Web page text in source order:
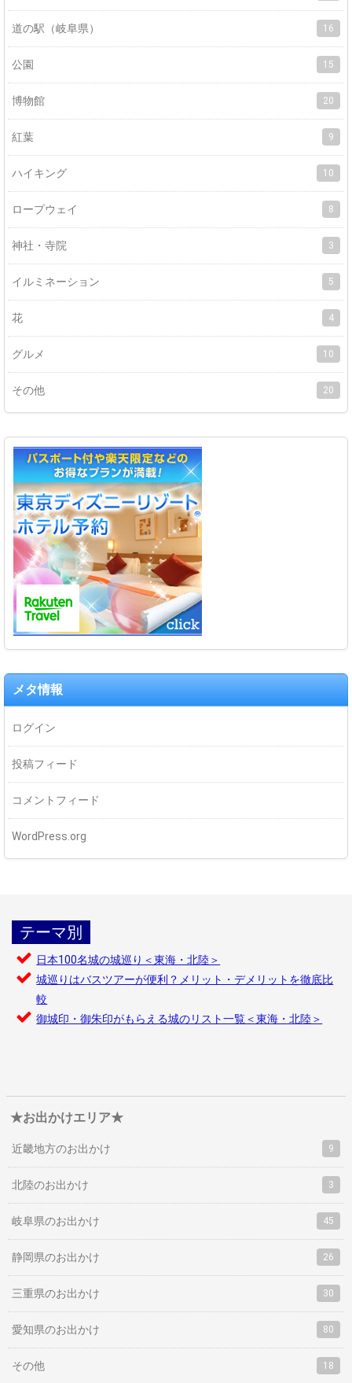
道の駅（岐阜県） 16
公園 15
博物館 20
紅葉 9
ハイキング 10
ロープウェイ 8
神社・寺院 3
イルミネーション 5
花 4
グルメ 10
その他 20
メタ情報
ログイン
投稿フィード
コメントフィード
WordPress.org
テーマ別
日本100名城の城巡り＜東海・北陸＞
城巡りはバスツアーが便利？メリット・デメリットを徹底比
較
御城印・御朱印がもらえる城のリスト一覧＜東海・北陸＞
★お出かけエリア★
近畿地方のお出かけ 9
北陸のお出かけ 3
岐阜県のお出かけ 45
静岡県のお出かけ 26
三重県のお出かけ 30
愛知県のお出かけ 80
その他 18